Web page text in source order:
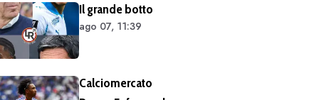
Sul tavolo le
situazioni di Leao e
Il grande botto
ago 07, 11:39
Calciomercato